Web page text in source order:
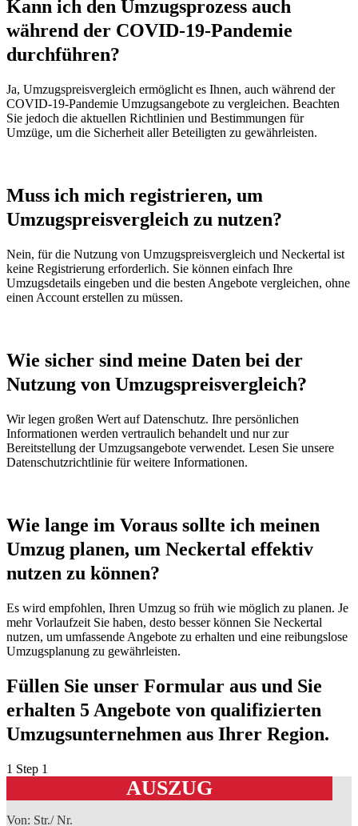
Kann ich den Umzugsprozess auch
während der COVID-19-Pandemie
durchführen?
Ja, Umzugspreisvergleich ermöglicht es Ihnen, auch während der
COVID-19-Pandemie Umzugsangebote zu vergleichen. Beachten
Sie jedoch die aktuellen Richtlinien und Bestimmungen für
Umzüge, um die Sicherheit aller Beteiligten zu gewährleisten.
Muss ich mich registrieren, um
Umzugspreisvergleich zu nutzen?
Nein, für die Nutzung von Umzugspreisvergleich und Neckertal ist
keine Registrierung erforderlich. Sie können einfach Ihre
Umzugsdetails eingeben und die besten Angebote vergleichen, ohne
einen Account erstellen zu müssen.
Wie sicher sind meine Daten bei der
Nutzung von Umzugspreisvergleich?
Wir legen großen Wert auf Datenschutz. Ihre persönlichen
Informationen werden vertraulich behandelt und nur zur
Bereitstellung der Umzugsangebote verwendet. Lesen Sie unsere
Datenschutzrichtlinie für weitere Informationen.
Wie lange im Voraus sollte ich meinen
Umzug planen, um Neckertal effektiv
nutzen zu können?
Es wird empfohlen, Ihren Umzug so früh wie möglich zu planen. Je
mehr Vorlaufzeit Sie haben, desto besser können Sie Neckertal
nutzen, um umfassende Angebote zu erhalten und eine reibungslose
Umzugsplanung zu gewährleisten.
Füllen Sie unser Formular aus und Sie
erhalten 5 Angebote von qualifizierten
Umzugsunternehmen aus Ihrer Region.
1 Step 1
AUSZUG
Von: Str./ Nr.